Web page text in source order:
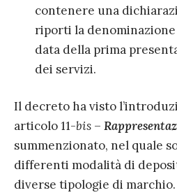
contenere una
riporti la denominazione
data della prima
dei servizi.
Il decreto ha visto
articolo 11-bis –
summenzionato, nel quale
differenti modalità di
diverse tipologie di marchio.